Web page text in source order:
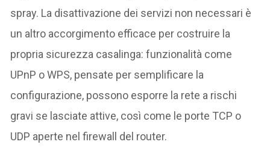
spray. La disattivazione dei servizi non necessari è
un altro accorgimento efficace per costruire la
propria sicurezza casalinga: funzionalità come
UPnP o WPS, pensate per semplificare la
configurazione, possono esporre la rete a rischi
gravi se lasciate attive, così come le porte TCP o
UDP aperte nel firewall del router.